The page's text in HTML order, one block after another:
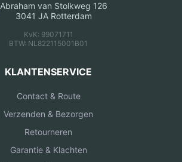
Abraham van Stolkweg 126
3041 JA Rotterdam
KvK: 99071711
BTW: NL822115001B01
KLANTENSERVICE
Contact & Route
Verzenden & Bezorgen
Retourneren
Garantie & Klachten